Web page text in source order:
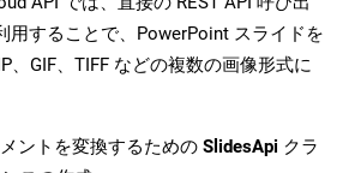
用することで、PowerPoint スライドを
、GIF、TIFF などの複数の画像形式に
ントを変換するための SlidesApi クラ